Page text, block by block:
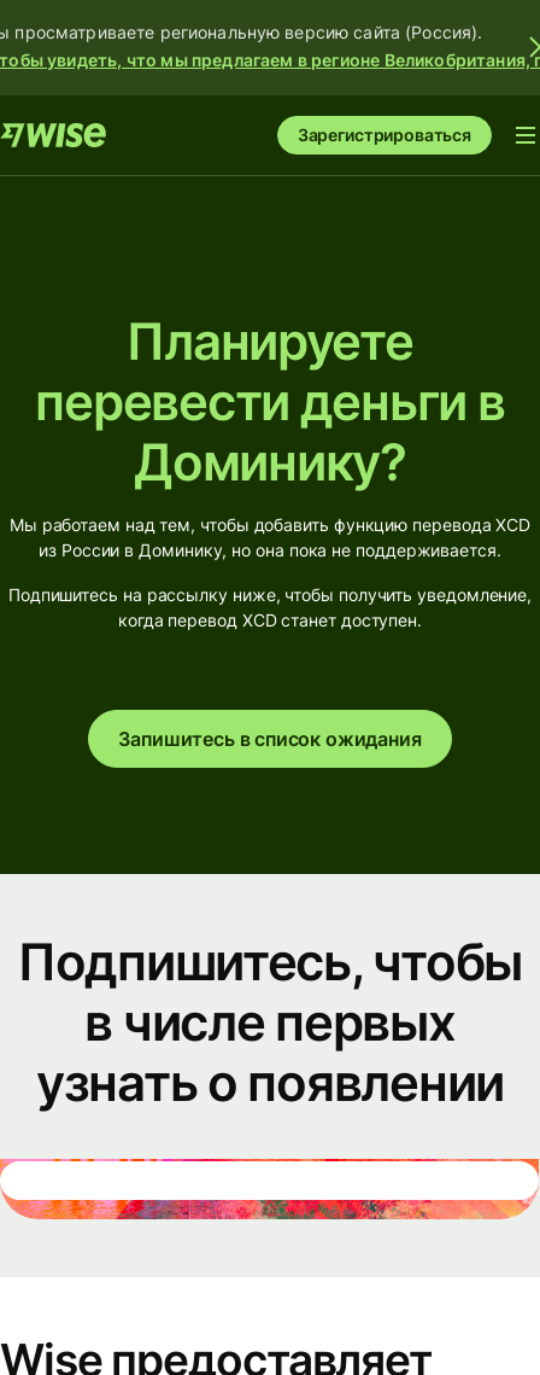
просматриваете региональную версию сайта (Россия).
увидеть, что мы предлагаем в регионе Великобритания,
Зарегистрироваться
Планируете
перевести деньги в
Доминику?
Мы работаем над тем, чтобы добавить функцию перевода XCD
из России в Доминику, но она пока не поддерживается.
Подпишитесь на рассылку ниже, чтобы получить уведомление,
когда перевод XCD станет доступен.
Запишитесь в список ожидания
Подпишитесь, чтобы
в числе первых
узнать о появлении
Wise предоставляет